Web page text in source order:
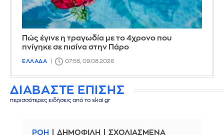
Πώς έγινε η τραγωδία με το 4χρονο που
πνίγηκε σε πισίνα στην Πάρο
ΕΛΛΑΔΑ 07:58, 09.08.2026
ΔΙΑΒΑΣΤΕ ΕΠΙΣΗΣ
περισσότερες ειδήσεις από το skai.gr
ΡΟΗ ΔΗΜΟΦΙΛΗ ΣΧΟΛΙΑΣΜΕΝΑ